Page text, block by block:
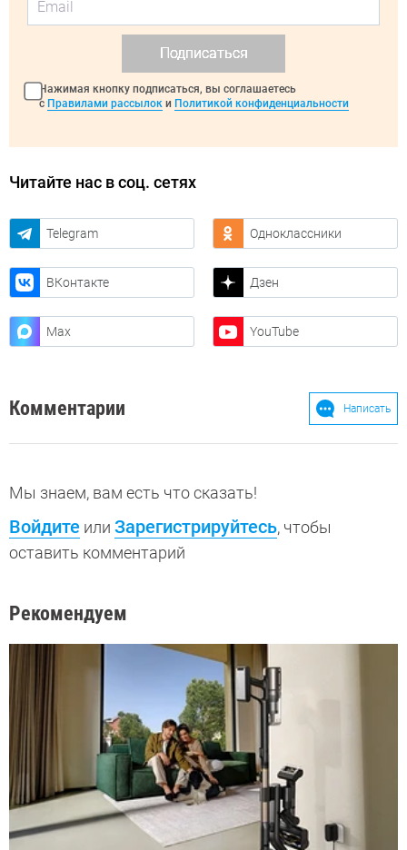
Подписаться
Нажимая кнопку подписаться, вы соглашаетесь
с Правилами рассылок и Политикой конфиденциальности
Читайте нас в соц. сетях
Telegram Одноклассники
ВКонтакте Дзен
Max YouTube
Комментарии Написать
Мы знаем, вам есть что сказать!
Войдите или Зарегистрируйтесь, чтобы
оставить комментарий
Рекомендуем